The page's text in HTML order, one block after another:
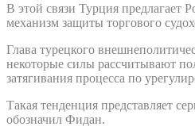
В этой связи Турция предлагает
механизм защиты торгового
Глава турецкого
некоторые силы рассчитывают
затягивания процесса по
Такая тенденция представляет
обозначил Фидан.